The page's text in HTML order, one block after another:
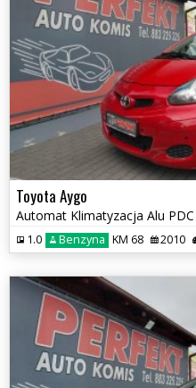
Toyota Aygo
Automat Klimatyzacja Alu PDC
1.0 Benzyna KM 68 2010